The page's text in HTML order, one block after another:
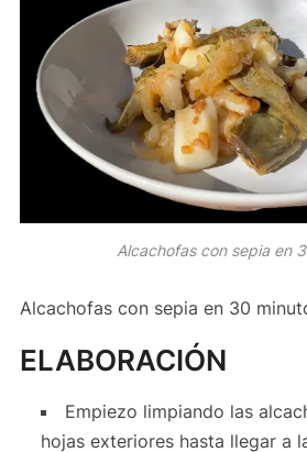
Alcachofas con sepia en
Alcachofas con sepia en 30
ELABORACIÓN
Empiezo limpiando las
hojas exteriores hasta llegar a